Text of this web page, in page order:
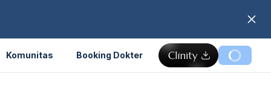
Komunitas Booking Dokter